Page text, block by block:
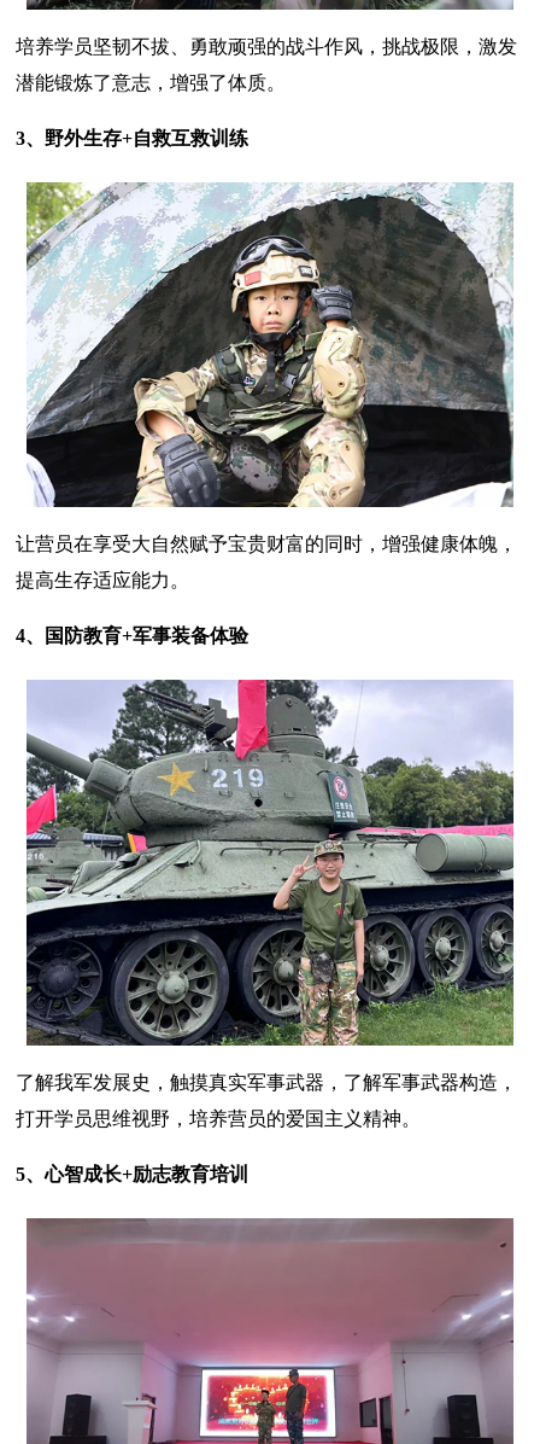
培养学员坚韧不拔、勇敢顽强的战斗作风，挑战极限，激发
潜能锻炼了意志，增强了体质。
3、野外生存+自救互救训练
让营员在享受大自然赋予宝贵财富的同时，增强健康体魄，
提高生存适应能力。
4、国防教育+军事装备体验
了解我军发展史，触摸真实军事武器，了解军事武器构造，
打开学员思维视野，培养营员的爱国主义精神。
5、心智成长+励志教育培训